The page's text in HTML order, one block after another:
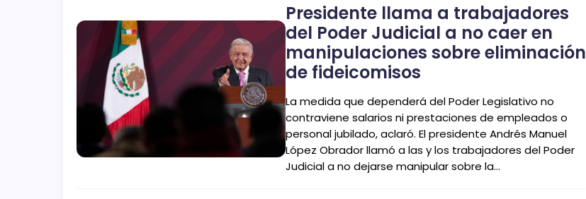
Presidente llama a trabajadores
del Poder Judicial a no caer en
manipulaciones sobre eliminación
de fideicomisos
La medida que dependerá del Poder Legislativo no
contraviene salarios ni prestaciones de empleados o
personal jubilado, aclaró. El presidente Andrés Manuel
López Obrador llamó a las y los trabajadores del Poder
Judicial a no dejarse manipular sobre la…